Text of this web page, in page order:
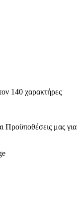
140 χαρακτήρες
Προϋποθέσεις μας για